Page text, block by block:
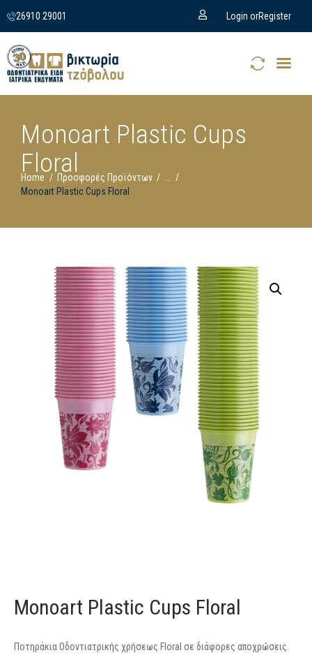
26910 29001 Login orRegister
Monoart Plastic Cups
Floral
Home Προσφορές Προϊόντων
...
Monoart Plastic Cups Floral
Monoart Plastic Cups Floral
Ποτηράκια Oδοντιατρικής χρήσεως Floral σε διάφορες αποχρώσεις.